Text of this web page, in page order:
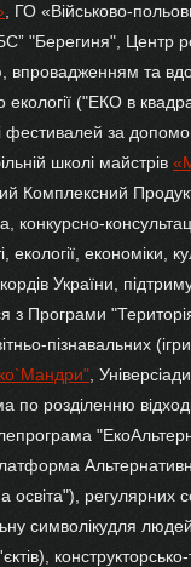
, ГО «Військово-
"Берегиня", Центр
та
("ЕКО в
фестивалей за
школі майстрів
Комплексний
екології, економіки,
України,
Програми "Територія
пізнавальних
,
розділенню
освіта"), регулярних
символікудля